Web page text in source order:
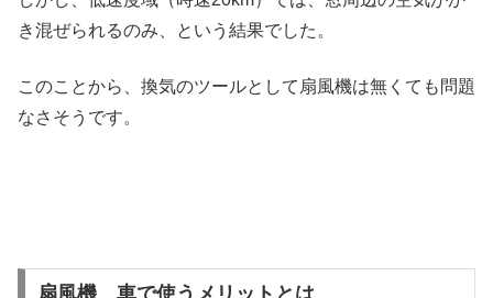
き混ぜられるのみ、という結果でした。
このことから、換気のツールとして扇風機は無くても問題
なさそうです。
扇風機 車で使うメリットとは